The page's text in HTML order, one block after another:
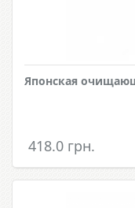
Японская
418.0 грн.